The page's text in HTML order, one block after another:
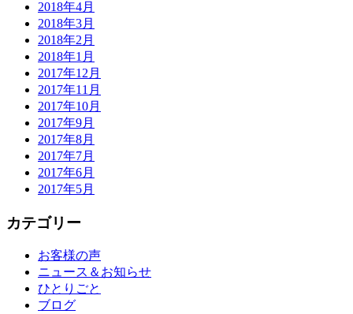
2018年4月
2018年3月
2018年2月
2018年1月
2017年12月
2017年11月
2017年10月
2017年9月
2017年8月
2017年7月
2017年6月
2017年5月
カテゴリー
お客様の声
ニュース＆お知らせ
ひとりごと
ブログ